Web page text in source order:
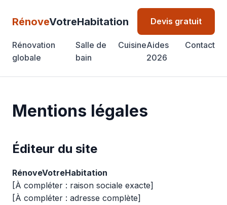
RénoveVotreHabitation
Rénovation
globale
Salle de
bain
CuisineAides
2026
Contact
Devis gratuit
Mentions légales
Éditeur du site
RénoveVotreHabitation
[À compléter : raison sociale exacte]
[À compléter : adresse complète]